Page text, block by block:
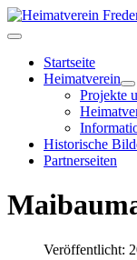
Startseite
Heimatverein
Projekte
Historische
Partnerseiten
Veröffentlicht: